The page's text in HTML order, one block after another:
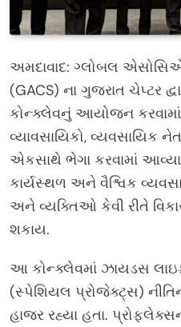
અમદાવાદ: ગ્લોબલ
(GACS) ના ગુજરાત ચેપ્ટર
કોન્ક્લેવનું આયોજન
વ્યાવસાયિકો,
એકસાથે ભેગા કરવામાં
કાર્યસ્થળ અને વૈશ્વિક
અને વ્યક્તિઓ કેવી રીતે
શકાય.
આ કોન્ક્લેવમાં ઝાયડસ
(સ્પેશિયલ પ્રોજેક્ટ્સ)
હાજર રહ્યા હતા.